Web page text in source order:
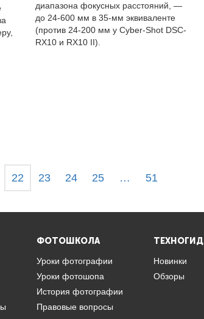
диапазона фокусных расстояний, —
до 24-600 мм в 35-мм эквиваленте
(против 24-200 мм у Cyber-Shot DSC-
RX10 и RX10 II).
22 23 24 25 … 51
ФОТОШКОЛА
Уроки фотографии
Уроки фотошопа
История фотографии
Правовые вопросы
ТЕХНОГИД
Новинки
Обзоры